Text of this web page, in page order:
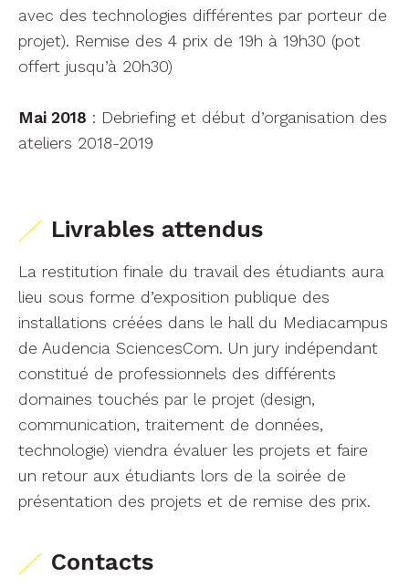
avec des technologies différentes par porteur de
projet). Remise des 4 prix de 19h à 19h30 (pot
offert jusqu’à 20h30)
Mai 2018 : Debriefing et début d’organisation des
ateliers 2018-2019
Livrables attendus
La restitution finale du travail des étudiants aura
lieu sous forme d’exposition publique des
installations créées dans le hall du Mediacampus
de Audencia SciencesCom. Un jury indépendant
constitué de professionnels des différents
domaines touchés par le projet (design,
communication, traitement de données,
technologie) viendra évaluer les projets et faire
un retour aux étudiants lors de la soirée de
présentation des projets et de remise des prix.
Contacts